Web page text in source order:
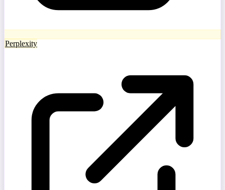
Perplexity